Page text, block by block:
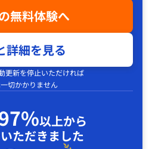
無料体験へ
詳細を見る
更新を停止いただければ
切かかりません
以上から
ただきました